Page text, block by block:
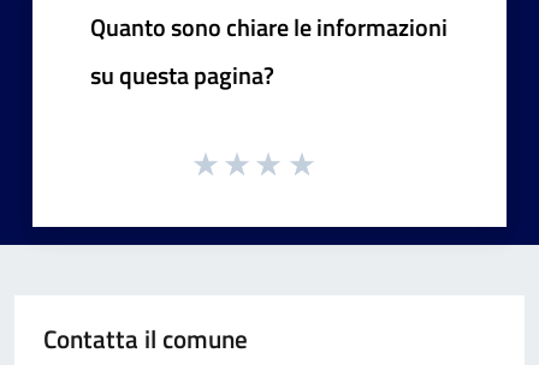
Quanto sono chiare le informazioni
su questa pagina?
Contatta il comune